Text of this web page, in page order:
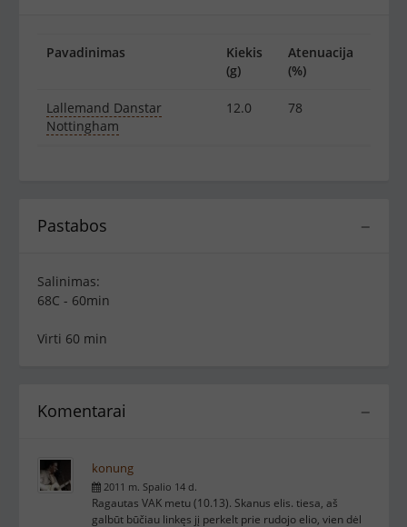
Pavadinimas
Kiekis
(g)
Atenuacija
(%)
Lallemand Danstar
Nottingham
12.0 78
−
Pastabos
Salinimas:
68C - 60min
Virti 60 min
−
Komentarai
konung
2011 m. Spalio 14 d.
Ragautas VAK metu (10.13). Skanus elis. tiesa, aš
galbūt būčiau linkęs jį perkelt prie rudojo elio, vien dėl